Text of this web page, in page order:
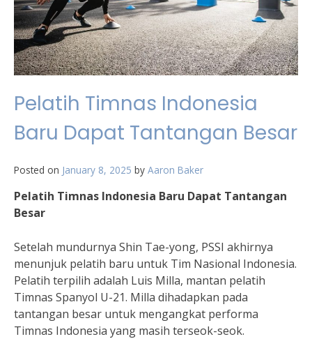
Pelatih Timnas Indonesia
Baru Dapat Tantangan Besar
Posted on January 8, 2025 by Aaron Baker
Pelatih Timnas Indonesia Baru Dapat Tantangan
Besar
Setelah mundurnya Shin Tae-yong, PSSI akhirnya
menunjuk pelatih baru untuk Tim Nasional Indonesia.
Pelatih terpilih adalah Luis Milla, mantan pelatih
Timnas Spanyol U-21. Milla dihadapkan pada
tantangan besar untuk mengangkat performa
Timnas Indonesia yang masih terseok-seok.